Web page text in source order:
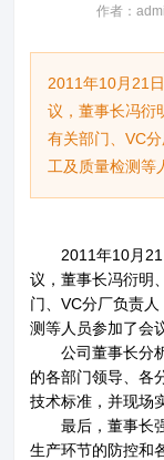
作者：
2011年10月21
议，董事长冯衍
有关部门、VC
工及质量检测
析了近期产品质
标准，并现场
后，董事长强
生产环节的防控
分析、辨证对待
检测方法，加
化责任意识，从
综合治理，才
以创新求发展，
2011年10月21
议，董事长冯衍明
门、VC分厂负责
测等人员参加了会
公司董事长分析
的各部门领导、各
技术标准，并现场
最后，董事长强
生产环节的防控和